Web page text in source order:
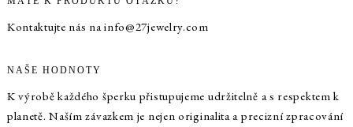
Kontaktujte nás nainfo@27jewelry.com
NAŠE HODNOTY
K výrobě každého šperku přistupujeme udržitelně a s respektem k
planetě. Naším závazkem je nejen originalita a precizní zpracování